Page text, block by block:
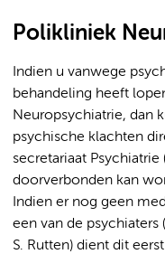
Polikliniek
Indien u vanwege
behandeling heeft
Neuropsychiatrie, dan
psychische klachten
secretariaat Psychiatrie
doorverbonden kan
Indien er nog geen
een van de psychiaters
S. Rutten) dient dit